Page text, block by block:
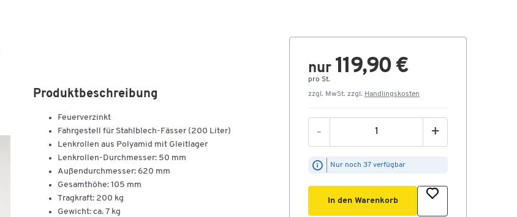
Produktbeschreibung
Feuerverzinkt
Fahrgestell für Stahlblech-Fässer (200 Liter)
Lenkrollen aus Polyamid mit Gleitlager
Lenkrollen-Durchmesser: 50 mm
Außendurchmesser: 620 mm
Gesamthöhe: 105 mm
Tragkraft: 200 kg
Gewicht: ca. 7 kg
nur 119,90 €
pro St.
zzgl. MwSt. zzgl. Handlingskosten
- +
Nur noch 37 verfügbar
In den Warenkorb